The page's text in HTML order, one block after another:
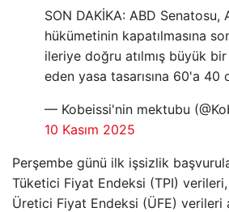
SON DAKİKA: ABD Senatosu,
hükümetinin kapatılmasına
ileriye doğru atılmış büyük bir
eden yasa tasarısına 60'a 40
— Kobeissi'nin mektubu
10 Kasım 2025
Perşembe günü ilk işsizlik
Tüketici Fiyat Endeksi (TPI)
Üretici Fiyat Endeksi (ÜFE) verileri